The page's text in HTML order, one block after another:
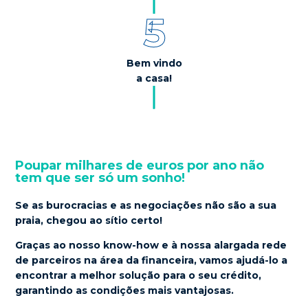
100
5
Bem vindo
a casa!
Poupar milhares de euros por ano não
tem que ser só um sonho!
Se as burocracias e as negociações não são a sua
praia, chegou ao sítio certo!
Graças ao nosso know-how e à nossa alargada rede
de parceiros na área da financeira, vamos ajudá-lo a
encontrar a melhor solução para o seu crédito,
garantindo as condições mais vantajosas.